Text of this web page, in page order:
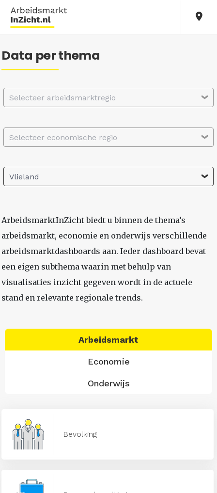
Data per thema
Selecteer arbeidsmarktregio
Selecteer economische regio
Vlieland
ArbeidsmarktInZicht biedt u binnen de thema’s
arbeidsmarkt, economie en onderwijs verschillende
arbeidsmarktdashboards aan. Ieder dashboard bevat
een eigen subthema waarin met behulp van
visualisaties inzicht gegeven wordt in de actuele
stand en relevante regionale trends.
Arbeidsmarkt
Economie
Onderwijs
Bevolking